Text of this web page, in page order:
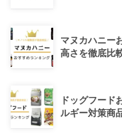
マヌカハニー
高さを徹底比
ドッグフード
ルギー対策商